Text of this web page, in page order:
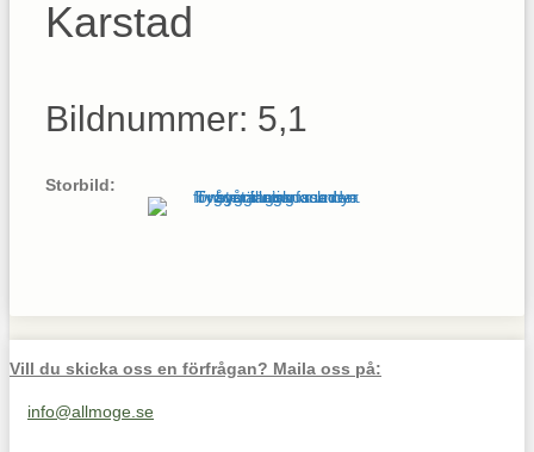
Karstad
Bildnummer: 5,1
Storbild:
Vill du skicka oss en förfrågan? Maila oss på:
Maila oss på info@allmoge.se
info@allmoge.se